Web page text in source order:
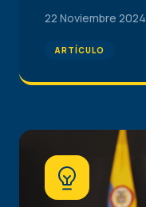
22 Noviembre 2024
ARTÍCULO